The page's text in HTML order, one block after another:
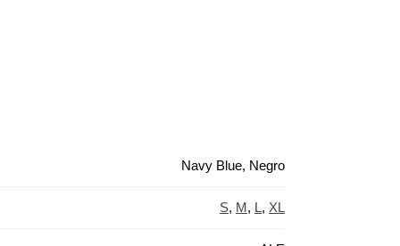
Navy Blue, Negro
S, M, L, XL